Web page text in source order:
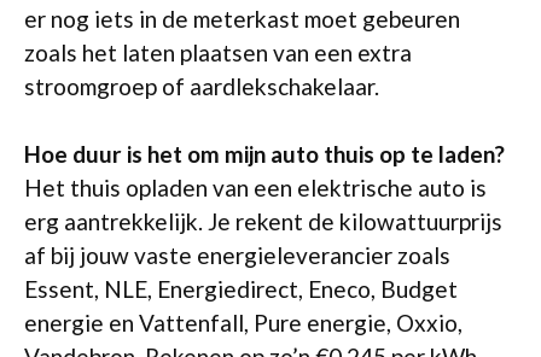
er nog iets in de meterkast moet gebeuren
zoals het laten plaatsen van een extra
stroomgroep of aardlekschakelaar.
Hoe duur is het om mijn auto thuis op te laden?
Het thuis opladen van een elektrische auto is
erg aantrekkelijk. Je rekent de kilowattuurprijs
af bij jouw vaste energieleverancier zoals
Essent, NLE, Energiedirect, Eneco, Budget
energie en Vattenfall, Pure energie, Oxxio,